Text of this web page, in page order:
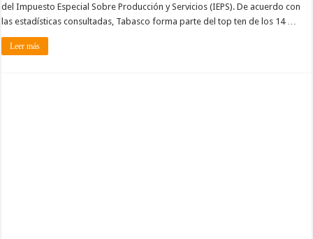
del Impuesto Especial Sobre Producción y Servicios (IEPS). De acuerdo con
las estadísticas consultadas, Tabasco forma parte del top ten de los 14 …
Leer más